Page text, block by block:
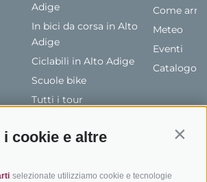
cookie e altre
selezionate utilizziamo cookie e tecnologie
& NOI
Adige
In bici da corsa in Alto
Adige
Ciclabili in Alto Adige
Scuole bike
Tutti i tour
Come
Meteo
Eventi
Catalogo